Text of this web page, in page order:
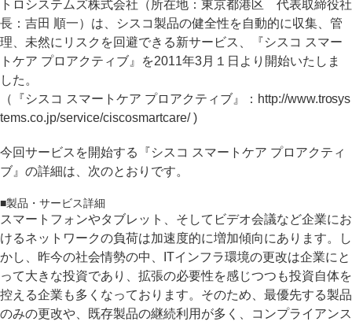
トロシステムズ株式会社（所在地：東京都港区 代表取締役社
長：吉田 順一）は、シスコ製品の健全性を自動的に収集、管
理、未然にリスクを回避できる新サービス、『シスコ スマー
トケア プロアクティブ』を2011年3月１日より開始いたしま
した。
（『シスコ スマートケア プロアクティブ』：http://www.trosys
tems.co.jp/service/ciscosmartcare/ )
今回サービスを開始する『シスコ スマートケア プロアクティ
ブ』の詳細は、次のとおりです。
■製品・サービス詳細
スマートフォンやタブレット、そしてビデオ会議など企業にお
けるネットワークの負荷は加速度的に増加傾向にあります。し
かし、昨今の社会情勢の中、ITインフラ環境の更改は企業にと
って大きな投資であり、拡張の必要性を感じつつも投資自体を
控える企業も多くなっております。そのため、最優先する製品
のみの更改や、既存製品の継続利用が多く、コンプライアンス